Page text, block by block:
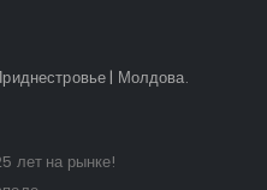
| Молдова.
лет на рынке!